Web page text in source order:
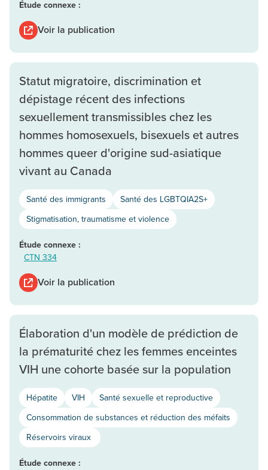
Étude connexe :
Voir la publication
Statut migratoire, discrimination et
dépistage récent des infections
sexuellement transmissibles chez les
hommes homosexuels, bisexuels et autres
hommes queer d'origine sud-asiatique
vivant au Canada
Santé des immigrants
Santé des LGBTQIA2S+
Stigmatisation, traumatisme et violence
Étude connexe :
CTN 334
Voir la publication
Élaboration d'un modèle de prédiction de
la prématurité chez les femmes enceintes
VIH une cohorte basée sur la population
Hépatite VIH
Santé sexuelle et reproductive
Consommation de substances et réduction des méfaits
Réservoirs viraux
Étude connexe :